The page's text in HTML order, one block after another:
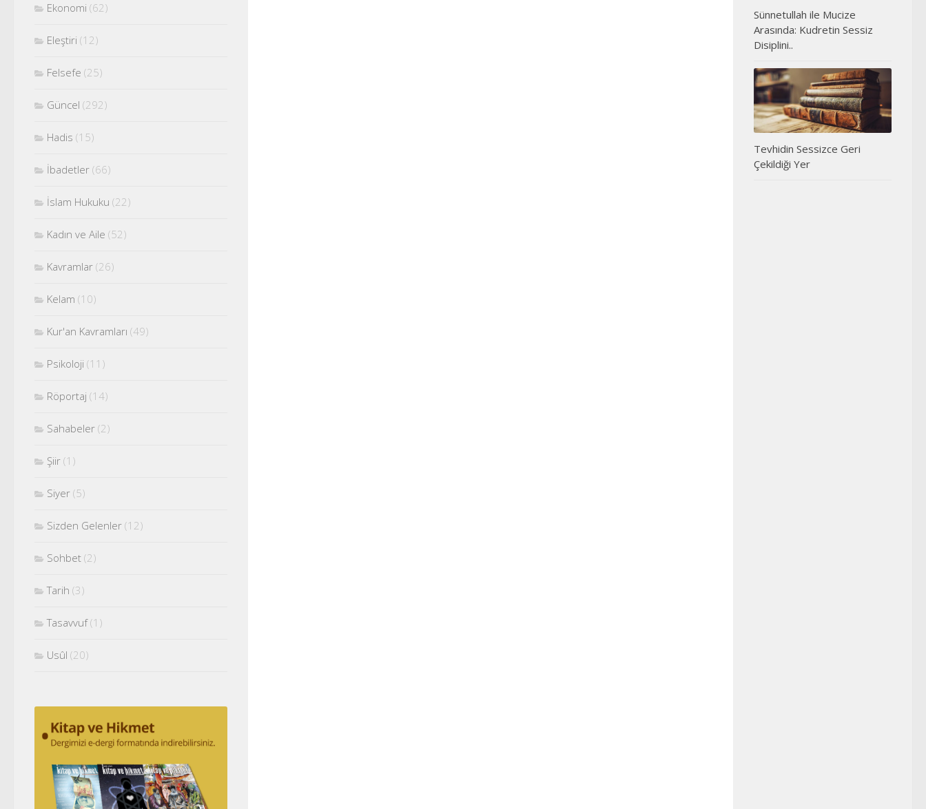
Ekonomi (62)
Eleştiri (12)
Felsefe (25)
Güncel (292)
Hadis (15)
İbadetler (66)
İslam Hukuku (22)
Kadın ve Aile (52)
Kavramlar (26)
Kelam (10)
Kur'an Kavramları (49)
Psikoloji (11)
Röportaj (14)
Sahabeler (2)
Şiir (1)
Siyer (5)
Sizden Gelenler (12)
Sohbet (2)
Tarih (3)
Tasavvuf(1)
Usûl (20)
Sünnetullah ile Mucize
Arasında: Kudretin Sessiz
Disiplini..
Tevhidin Sessizce Geri
Çekildiği Yer